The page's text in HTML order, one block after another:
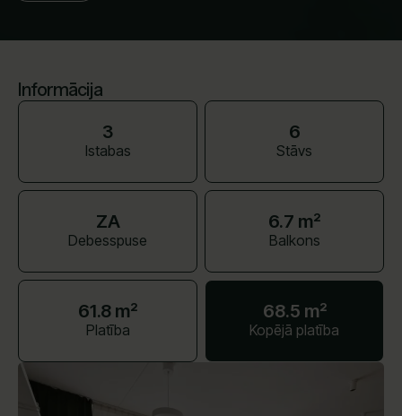
Informācija
3
Istabas
6
Stāvs
ZA
Debesspuse
6.7 m²
Balkons
61.8 m²
Platība
68.5 m²
Kopējā platība